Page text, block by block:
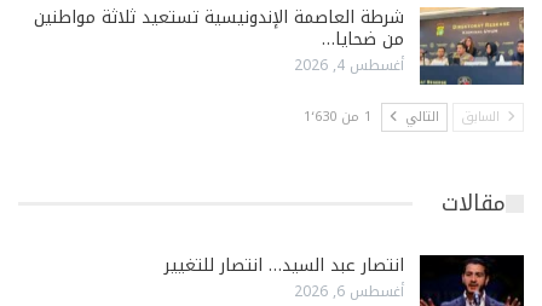
شرطة العاصمة الإندونيسية تستعيد ثلاثة مواطنين
من ضحايا…
أغسطس 4, 2026
السابق التالي 1 من 1٬630
مقالات
انتصار عبد السيد… انتصار للتغيير
أغسطس 6, 2026